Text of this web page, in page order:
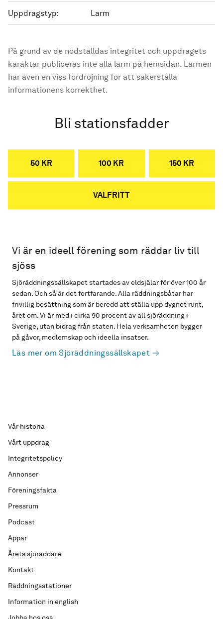
Uppdragstyp: Larm
På grund av de nödställdas integritet och uppdragets
karaktär publiceras inte alla larm på hemsidan. Larmen
har även en viss fördröjning för att säkerställa
informationens korrekthet.
Bli stationsfadder
50 KR 100 KR 150 KR
VALFRITT
Vi är en ideell förening som räddar liv till
sjöss
Sjöräddningssällskapet startades av eldsjälar för över 100 år
sedan. Och så är det fortfarande. Alla räddningsbåtar har
frivillig besättning som är beredd att ställa upp dygnet runt,
året om. Vi är med i cirka 90 procent av all sjöräddning i
Sverige, utan bidrag från staten. Hela verksamheten bygger
på gåvor, medlemskap och ideella insatser.
Läs mer om Sjöräddningssällskapet
Vår historia
Vårt uppdrag
Integritetspolicy
Annonser
Föreningsfakta
Pressrum
Podcast
Appar
Årets sjöräddare
Kontakt
Räddningsstationer
Information in english